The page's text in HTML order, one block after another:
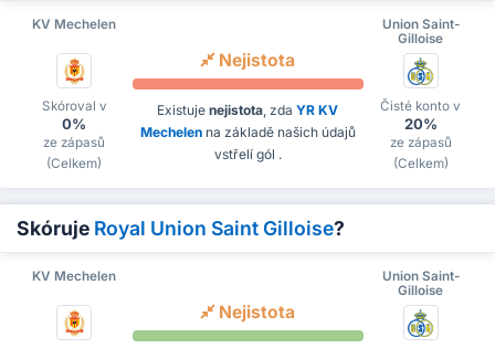
KV Mechelen
Union Saint-
Gilloise
Skóroval v
0%
ze zápasů
(Celkem)
Nejistota
Existuje nejistota , zda YR KV
Mechelenna základě našich údajů
vstřelí gól .
Čisté konto v
20%
ze zápasů
(Celkem)
Skóruje Royal Union Saint Gilloise?
KV Mechelen
Union Saint-
Gilloise
Nejistota